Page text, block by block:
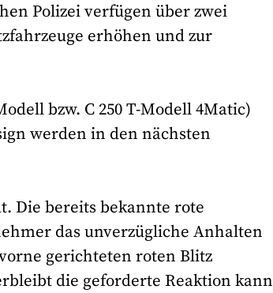
Polizei verfügen über zwei
erhöhen und zur
bzw. C 250 T-Modell 4Matic)
werden in den nächsten
Die bereits bekannte rote
das unverzügliche Anhalten
gerichteten roten Blitz
die geforderte Reaktion kann